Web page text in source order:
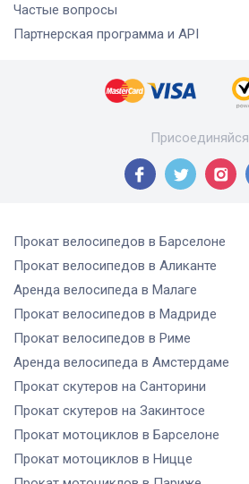
Частые вопросы
Партнерская программа и API
Присоединяйся
Прокат велосипедов в Барселоне
Прокат велосипедов в Аликанте
Аренда велосипеда в Малаге
Прокат велосипедов в Мадриде
Прокат велосипедов в Риме
Аренда велосипеда в Амстердаме
Прокат скутеров на Санторини
Прокат скутеров на Закинтосе
Прокат мотоциклов в Барселоне
Прокат мотоциклов в Ницце